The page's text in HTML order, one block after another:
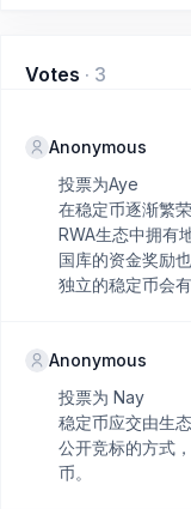
Votes · 3
Anonymous
投票为Aye
在稳定币逐渐繁
RWA生态中拥有
国库的资金奖励
独立的稳定币会
Anonymous
投票为 Nay
稳定币应交由生
公开竞标的方式
币。